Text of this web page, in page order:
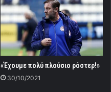
«Έχουμε πολύ πλούσιο ρόστερ!»
30/10/2021